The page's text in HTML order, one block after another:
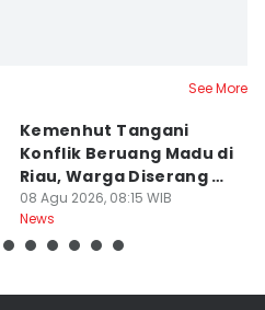
See More
Kemenhut Tangani
Konflik Beruang Madu di
Riau, Warga Diserang di
Kebun
08 Agu 2026, 08:15 WIB
News